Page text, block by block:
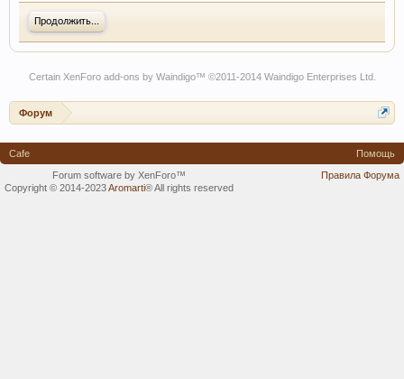
Продолжить...
Certain XenForo add-ons by Waindigo™ ©2011-2014 Waindigo Enterprises Ltd.
Форум
Cafe
Помощь
Правила Форума
Forum software by XenForo™
Copyright © 2014-2023Aromarti®All rights reserved